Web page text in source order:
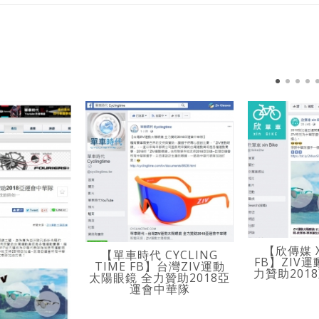
【單車時代 CYCLING
TIME FB】台灣ZIV運動
太陽眼鏡 全力贊助2018亞
運會中華隊
【欣傳
FB】ZIV運
力贊助